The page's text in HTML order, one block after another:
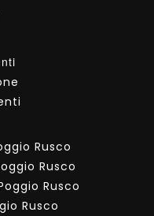
Rusco
Rusco
Rusco
Rusco